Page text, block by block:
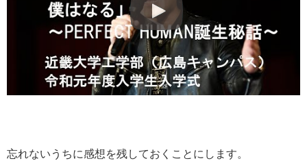
忘れないうちに感想を残しておくことにします。